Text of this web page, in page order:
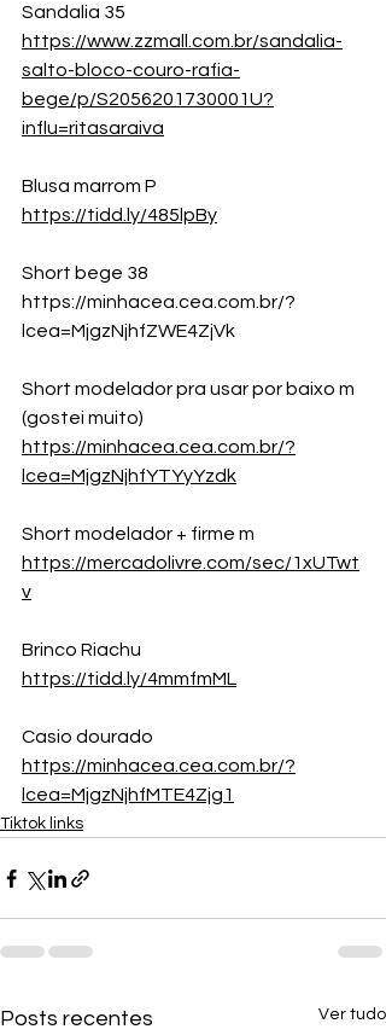
Sandalia 35
https://www.zzmall.com.br/sandalia-
salto-bloco-couro-rafia-
bege/p/S2056201730001U?
influ=ritasaraiva
Blusa marrom P
https://tidd.ly/485lpBy
Short bege 38
https://minhacea.cea.com.br/?
lcea=MjgzNjhfZWE4ZjVk
Short modelador pra usar por baixo m
(gostei muito)
https://minhacea.cea.com.br/?
lcea=MjgzNjhfYTYyYzdk
Short modelador + firme m
https://mercadolivre.com/sec/1xUTwt
v
Brinco Riachu
https://tidd.ly/4mmfmML
Casio dourado
https://minhacea.cea.com.br/?
lcea=MjgzNjhfMTE4Zjg1
Tiktok links
Posts recentes Ver tudo